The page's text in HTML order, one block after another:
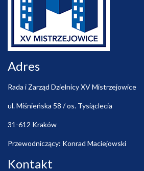
Adres
Rada i Zarząd Dzielnicy XV Mistrzejowice
ul. Miśnieńska 58 / os. Tysiąclecia
31-612 Kraków
Przewodniczący: Konrad Maciejowski
Kontakt